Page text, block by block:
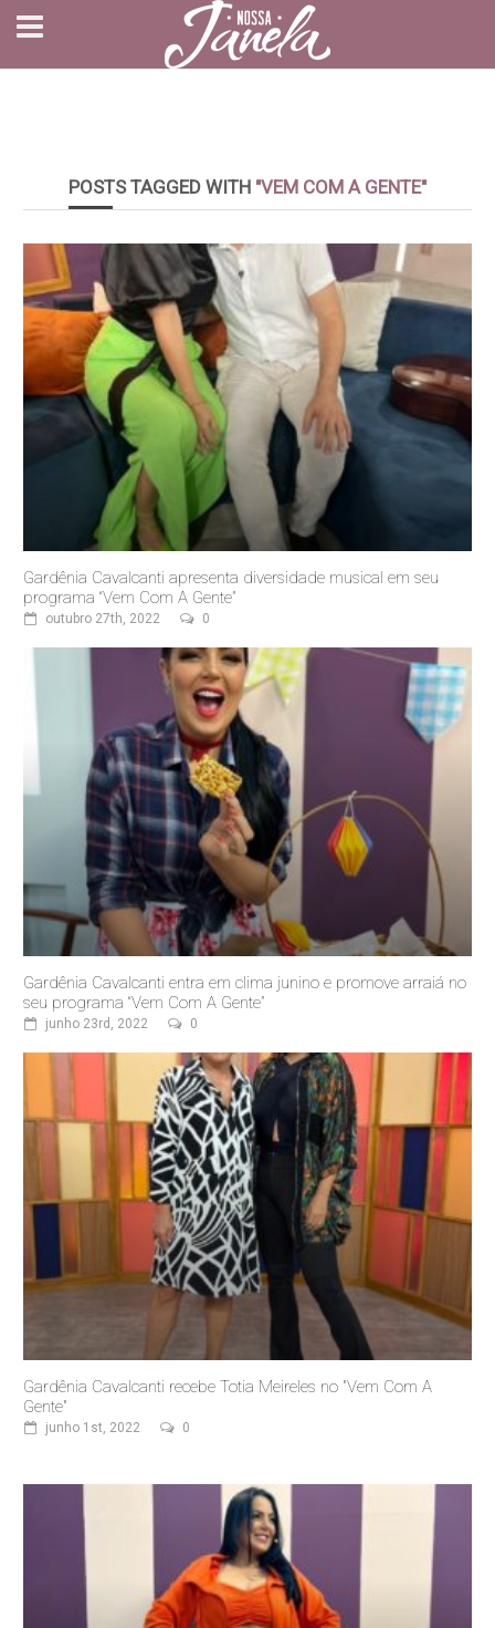
POSTS TAGGED WITH "VEM COM A GENTE"
Gardênia Cavalcanti apresenta diversidade musical em seu
programa “Vem Com A Gente”
outubro 27th, 2022 0
Gardênia Cavalcanti entra em clima junino e promove arraiá no
seu programa “Vem Com A Gente”
junho 23rd, 2022 0
Gardênia Cavalcanti recebe Totia Meireles no "Vem Com A
Gente"
junho 1st, 2022 0